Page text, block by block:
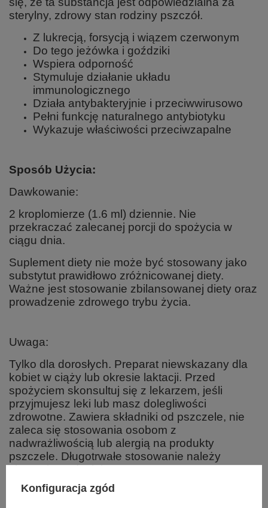
sterylny, zdrowy stan rodziny pszczół.
Z lukrecją, forsycją i wiązem czerwonym
Do tego jeżówka i goździki
Wspiera odporność
Stymuluje działanie układu
immunologicznego
Działa antybakteryjnie i przeciwwirusowo
Pełni funkcję naturalnego antybiotyku
Wykazuje właściwości przeciwzapalne
Sposób Użycia:
Dawkowanie:
2 kroplomierze (1.6 ml) dziennie. Nie
przekraczać zalecanej porcji do spożycia w
ciągu dnia.
Suplement diety nie może być stosowany jako
substytut prawidłowo zróżnicowanej diety.
Ważne jest stosowanie zbilansowanej diety oraz
prowadzenie zdrowego trybu życia.
Uwaga:
Tylko dla dorosłych. Preparat niewskazany dla
kobiet w ciąży lub okresie laktacji. Przed
spożyciem skonsultuj się z lekarzem, jeśli
przyjmujesz leki lub masz dolegliwości
zdrowotne. Zawiera składniki od pszczele, nie
zaleca się stosowania osobom z
nadwrażliwością lub alergią na produkty
pszczele. Długotrwałe stosowanie należy
skonsultować z lekarzem.
Konfiguracja zgód